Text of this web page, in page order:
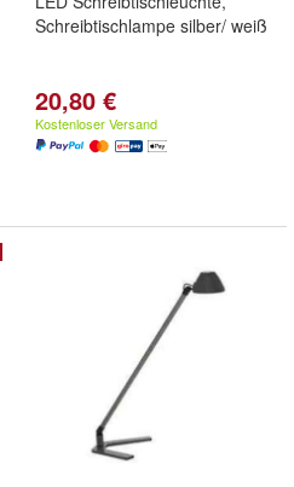
Schreibtischlampe silber/ weiß
20,80 €
Kostenloser Versand